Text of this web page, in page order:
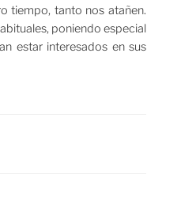
tiempo, tanto nos atañen.
poniendo especial
estar interesados en sus